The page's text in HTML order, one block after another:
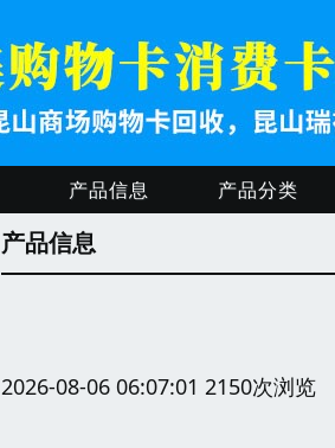
产品信息 产品分类
产品信息
2026-08-06 06:07:01 2150次浏览